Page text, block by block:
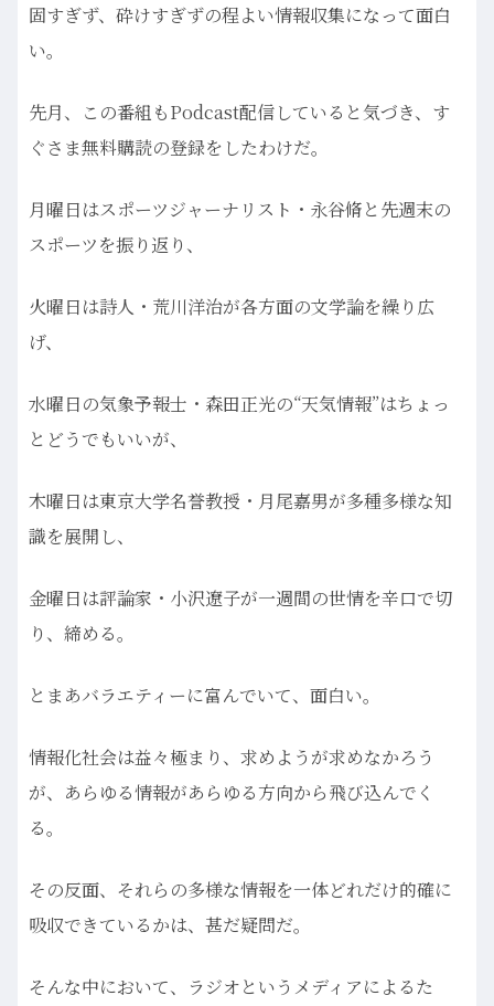
固すぎず、砕けすぎずの程よい情報収集になって面白
い。
先月、この番組もPodcast配信していると気づき、す
ぐさま無料購読の登録をしたわけだ。
月曜日はスポーツジャーナリスト・永谷脩と先週末の
スポーツを振り返り、
火曜日は詩人・荒川洋治が各方面の文学論を繰り広
げ、
水曜日の気象予報士・森田正光の“天気情報”はちょっ
とどうでもいいが、
木曜日は東京大学名誉教授・月尾嘉男が多種多様な知
識を展開し、
金曜日は評論家・小沢遼子が一週間の世情を辛口で切
り、締める。
とまあバラエティーに富んでいて、面白い。
情報化社会は益々極まり、求めようが求めなかろう
が、あらゆる情報があらゆる方向から飛び込んでく
る。
その反面、それらの多様な情報を一体どれだけ的確に
吸収できているかは、甚だ疑問だ。
そんな中において、ラジオというメディアによるた